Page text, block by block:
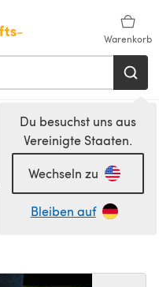
Warenkorb
Du besuchst uns aus
Vereinigte Staaten.
Wechseln zu
Bleiben auf
Socken